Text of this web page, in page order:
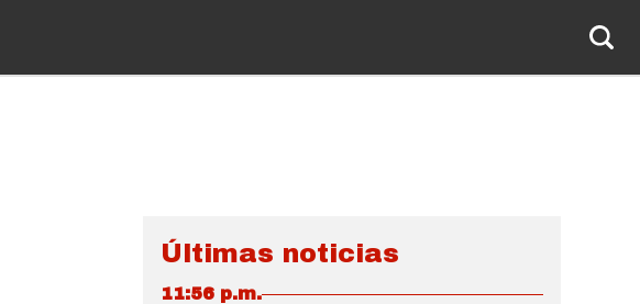
Últimas noticias
11:56 p.m.